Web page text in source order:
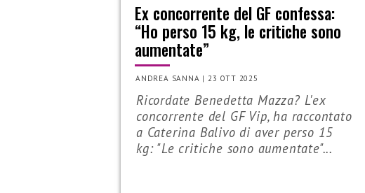
Ex concorrente del GF confessa:
“Ho perso 15 kg, le critiche sono
aumentate”
ANDREA SANNA |23 OTT 2025
Ricordate Benedetta Mazza? L'ex
concorrente del GF Vip, ha raccontato
a Caterina Balivo di aver perso 15
kg: "Le critiche sono aumentate"...